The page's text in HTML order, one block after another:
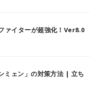
ァイターが超強化！Ver8.0
ミェン」の対策方法 | 立ち